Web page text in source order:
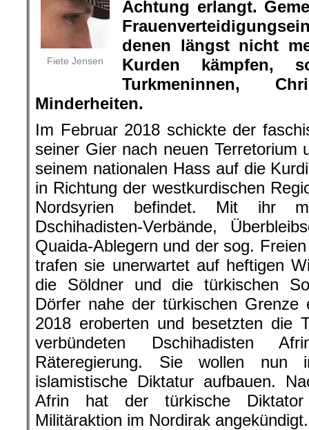
Fiete Jensen
Achtung erlangt.
denen längst nicht
Kurden kämpfen,
Turkmeninnen,
Minderheiten.
Im Februar 2018 schickte der
seiner Gier nach neuen Terretorium
seinem nationalen Hass auf die
in Richtung der westkurdischen
Nordsyrien befindet. Mit ihr
Dschihadisten-Verbände,
Quaida-Ablegern und der sog.
trafen sie unerwartet auf heftigen
die Söldner und die türkischen
Dörfer nahe der türkischen Grenze
2018 eroberten und besetzten die
verbündeten Dschihadisten
Räteregierung. Sie wollen nun
islamistische Diktatur aufbauen.
Afrin hat der türkische
Militäraktion im Nordirak angekündigt.